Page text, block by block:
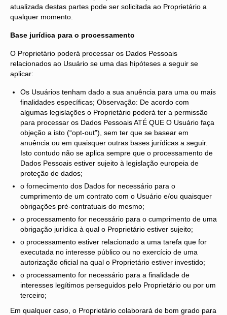
atualizada destas partes pode ser solicitada ao Proprietário a
qualquer momento.
Base jurídica para o processamento
O Proprietário poderá processar os Dados Pessoais
relacionados ao Usuário se uma das hipóteses a seguir se
aplicar:
Os Usuários tenham dado a sua anuência para uma ou mais
finalidades específicas; Observação: De acordo com
algumas legislações o Proprietário poderá ter a permissão
para processar os Dados Pessoais ATÉ QUE O Usuário faça
objeção a isto (“opt-out”), sem ter que se basear em
anuência ou em quaisquer outras bases jurídicas a seguir.
Isto contudo não se aplica sempre que o processamento de
Dados Pessoais estiver sujeito à legislação europeia de
proteção de dados;
o fornecimento dos Dados for necessário para o
cumprimento de um contrato com o Usuário e/ou quaisquer
obrigações pré-contratuais do mesmo;
o processamento for necessário para o cumprimento de uma
obrigação jurídica à qual o Proprietário estiver sujeito;
o processamento estiver relacionado a uma tarefa que for
executada no interesse público ou no exercício de uma
autorização oficial na qual o Proprietário estiver investido;
o processamento for necessário para a finalidade de
interesses legítimos perseguidos pelo Proprietário ou por um
terceiro;
Em qualquer caso, o Proprietário colaborará de bom grado para